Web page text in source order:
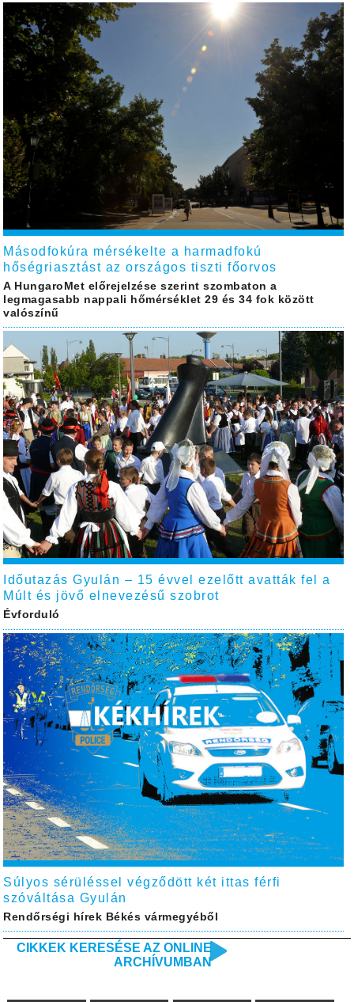
Másodfokúra mérsékelte a harmadfokú
hőségriasztást az országos tiszti főorvos
A HungaroMet előrejelzése szerint szombaton a
legmagasabb nappali hőmérséklet 29 és 34 fok között
valószínű
Időutazás Gyulán – 15 évvel ezelőtt avatták fel a
Múlt és jövő elnevezésű szobrot
Évforduló
Súlyos sérüléssel végződött két ittas férfi
szóváltása Gyulán
Rendőrségi hírek Békés vármegyéből
CIKKEK KERESÉSE AZ ONLINE
ARCHÍVUMBAN